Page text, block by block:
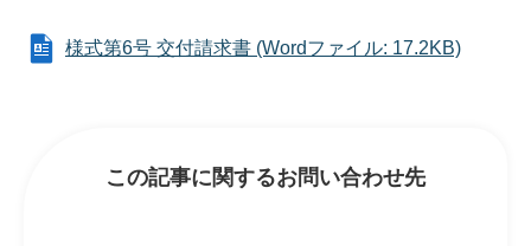
様式第6号 交付請求書 (Wordファイル: 17.2KB)
この記事に関するお問い合わせ先